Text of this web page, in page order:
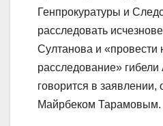
Генпрокуратуры и
расследовать
Султанова и «провести
расследование»
говорится в заявлении,
Майрбеком Тарамовым.